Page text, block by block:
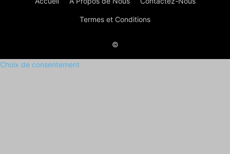
Termes et Conditions
©
Choix de consentement